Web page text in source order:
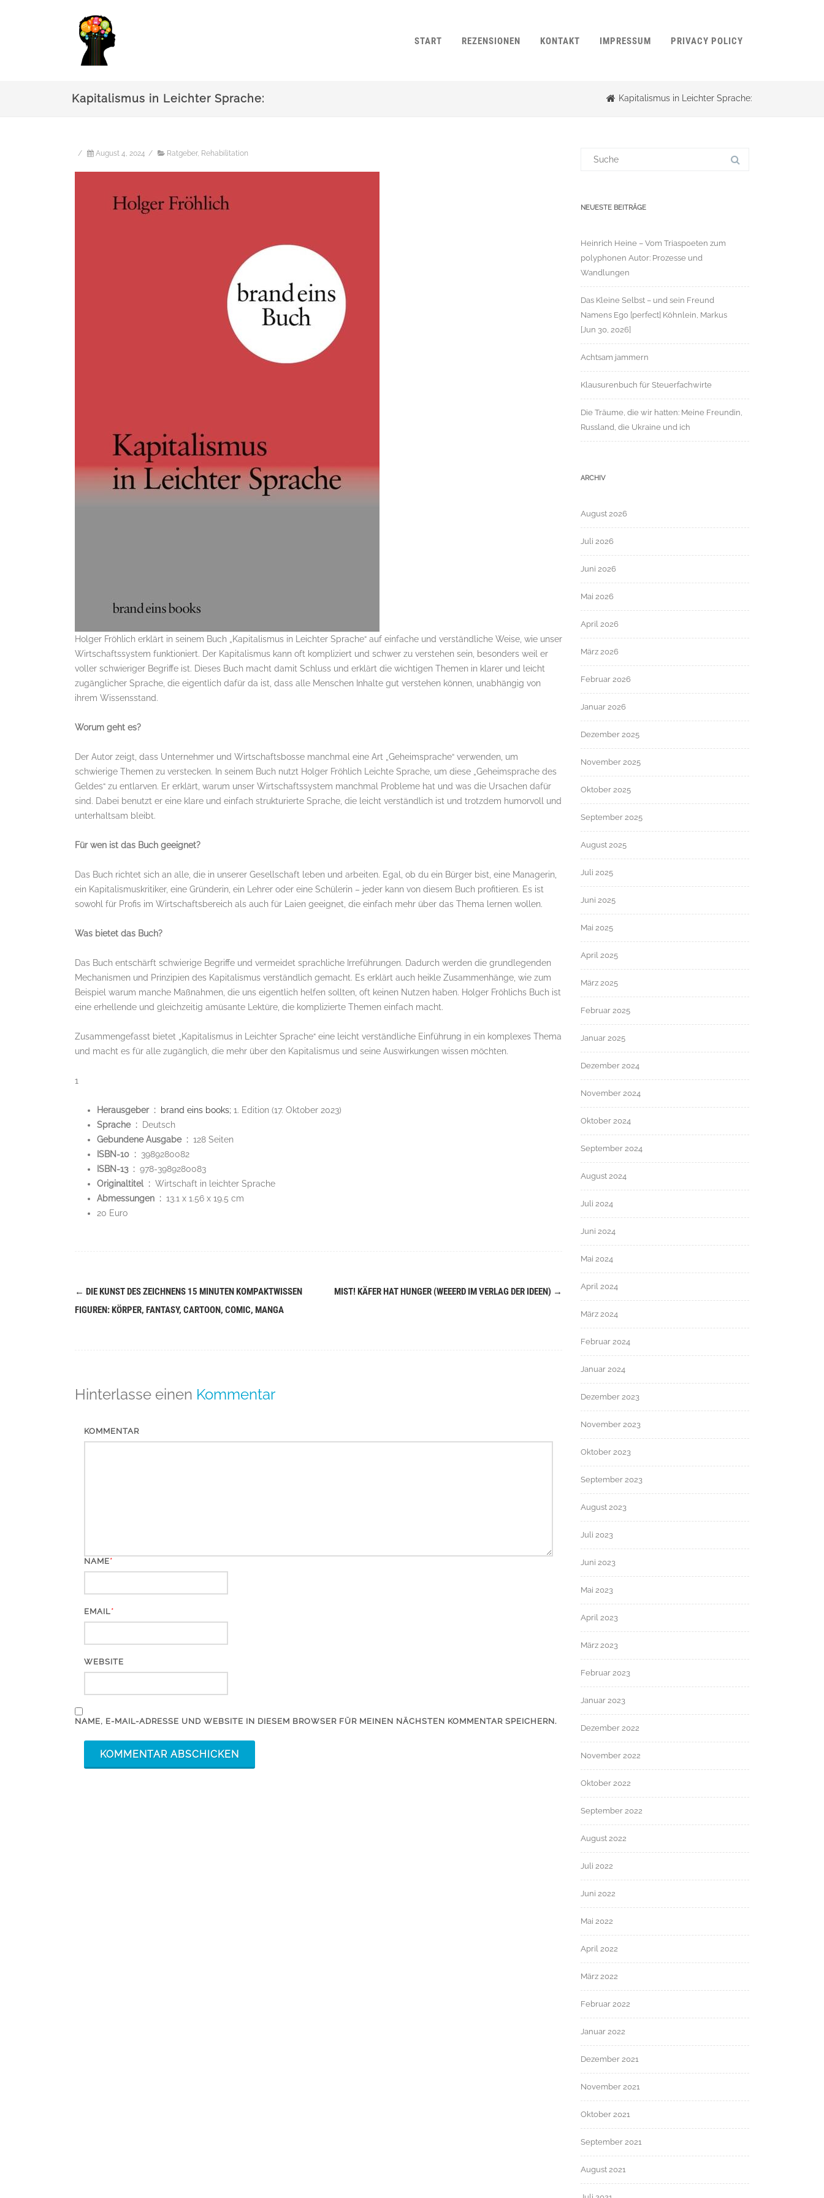
START REZENSIONEN KONTAKT IMPRESSUM PRIVACY POLICY
Kapitalismus in Leichter Sprache: Kapitalismus in Leichter Sprache:
/ August 4, 2024 / Ratgeber, Rehabilitation
Holger Fröhlich erklärt in seinem Buch „Kapitalismus in Leichter Sprache“ auf einfache und verständliche Weise, wie unser
Wirtschaftssystem funktioniert. Der Kapitalismus kann oft kompliziert und schwer zu verstehen sein, besonders weil er
voller schwieriger Begriffe ist. Dieses Buch macht damit Schluss und erklärt die wichtigen Themen in klarer und leicht
zugänglicher Sprache, die eigentlich dafür da ist, dass alle Menschen Inhalte gut verstehen können, unabhängig von
ihrem Wissensstand.
Worum geht es?
Der Autor zeigt, dass Unternehmer und Wirtschaftsbosse manchmal eine Art „Geheimsprache“ verwenden, um
schwierige Themen zu verstecken. In seinem Buch nutzt Holger Fröhlich Leichte Sprache, um diese „Geheimsprache des
Geldes“ zu entlarven. Er erklärt, warum unser Wirtschaftssystem manchmal Probleme hat und was die Ursachen dafür
sind. Dabei benutzt er eine klare und einfach strukturierte Sprache, die leicht verständlich ist und trotzdem humorvoll und
unterhaltsam bleibt.
Für wen ist das Buch geeignet?
Das Buch richtet sich an alle, die in unserer Gesellschaft leben und arbeiten. Egal, ob du ein Bürger bist, eine Managerin,
ein Kapitalismuskritiker, eine Gründerin, ein Lehrer oder eine Schülerin – jeder kann von diesem Buch profitieren. Es ist
sowohl für Profis im Wirtschaftsbereich als auch für Laien geeignet, die einfach mehr über das Thema lernen wollen.
Was bietet das Buch?
Das Buch entschärft schwierige Begriffe und vermeidet sprachliche Irreführungen. Dadurch werden die grundlegenden
Mechanismen und Prinzipien des Kapitalismus verständlich gemacht. Es erklärt auch heikle Zusammenhänge, wie zum
Beispiel warum manche Maßnahmen, die uns eigentlich helfen sollten, oft keinen Nutzen haben. Holger Fröhlichs Buch ist
eine erhellende und gleichzeitig amüsante Lektüre, die komplizierte Themen einfach macht.
Zusammengefasst bietet „Kapitalismus in Leichter Sprache“ eine leicht verständliche Einführung in ein komplexes Thema
und macht es für alle zugänglich, die mehr über den Kapitalismus und seine Auswirkungen wissen möchten.
1
Herausgeber ‏ : ‎ brand eins books; 1. Edition (17. Oktober 2023)
Sprache ‏ : ‎
Deutsch
Gebundene Ausgabe ‏ : ‎ 128 Seiten
ISBN-10 ‏ : ‎ 3989280082
ISBN-13 ‏ : ‎ 978-3989280083
Originaltitel ‏ : ‎ Wirtschaft in leichter Sprache
Abmessungen ‏ : ‎ 13.1 x 1.56 x 19.5 cm
20 Euro
Navigation
← DIE KUNST DES ZEICHNENS 15 MINUTEN KOMPAKTWISSEN
FIGUREN: KÖRPER, FANTASY, CARTOON, COMIC, MANGA
MIST! KÄFER HAT HUNGER (WEEERD IM VERLAG DER IDEEN) →
Hinterlasse einen Kommentar
KOMMENTAR
NAME*
EMAIL*
WEBSITE
NAME, E-MAIL-ADRESSE UND WEBSITE IN DIESEM BROWSER FÜR MEINEN NÄCHSTEN KOMMENTAR SPEICHERN.
NEUESTE BEITRÄGE
Heinrich Heine – Vom Triaspoeten zum
polyphonen Autor: Prozesse und
Wandlungen
Das Kleine Selbst – und sein Freund
Namens Ego [perfect] Köhnlein, Markus
[Jun 30, 2026]
Achtsam jammern
Klausurenbuch für Steuerfachwirte
Die Träume, die wir hatten: Meine Freundin,
Russland, die Ukraine und ich
ARCHIV
August 2026
Juli 2026
Juni 2026
Mai 2026
April 2026
März 2026
Februar 2026
Januar 2026
Dezember 2025
November 2025
Oktober 2025
September 2025
August 2025
Juli 2025
Juni 2025
Mai 2025
April 2025
März 2025
Februar 2025
Januar 2025
Dezember 2024
November 2024
Oktober 2024
September 2024
August 2024
Juli 2024
Juni 2024
Mai 2024
April 2024
März 2024
Februar 2024
Januar 2024
Dezember 2023
November 2023
Oktober 2023
September 2023
August 2023
Juli 2023
Juni 2023
Mai 2023
April 2023
März 2023
Februar 2023
Januar 2023
Dezember 2022
November 2022
Oktober 2022
September 2022
August 2022
Juli 2022
Juni 2022
Mai 2022
April 2022
März 2022
Februar 2022
Januar 2022
Dezember 2021
November 2021
Oktober 2021
September 2021
August 2021